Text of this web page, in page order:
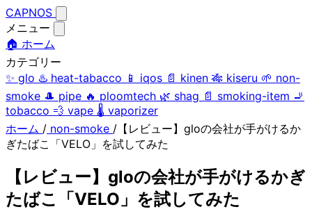
CAPNOS
メニュー
🏠 ホーム
カテゴリー
✨ glo ♨️ heat-tabacco 📱 iqos 📄 kinen 🎋 kiseru 🌱 non-
smoke 🎩 pipe 🔥 ploomtech 🌿 shag 📄 smoking-item 🚬
tobacco 💨 vape 🌡️ vaporizer
ホーム / non-smoke / 【レビュー】gloの会社が手がけるか
ぎたばこ「VELO」を試してみた
【レビュー】gloの会社が手がけるかぎ
たばこ「VELO」を試してみた